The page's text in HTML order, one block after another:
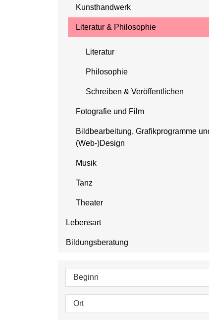
Kunsthandwerk
Literatur & Philosophie
Literatur
Philosophie
Schreiben & Veröffentlichen
Fotografie und Film
Bildbearbeitung, Grafikprogramme
(Web-)Design
Musik
Tanz
Theater
Lebensart
Bildungsberatung
Beginn
Ort